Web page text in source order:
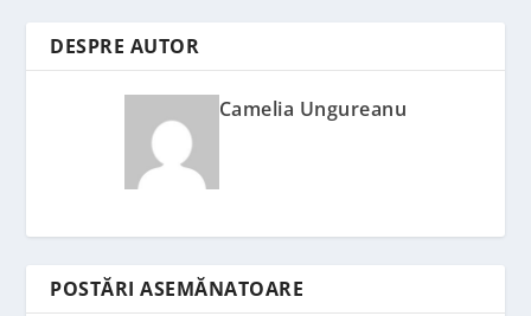
DESPRE AUTOR
Camelia Ungureanu
POSTĂRI ASEMĂNATOARE